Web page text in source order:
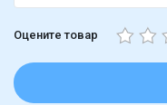
Оцените товар